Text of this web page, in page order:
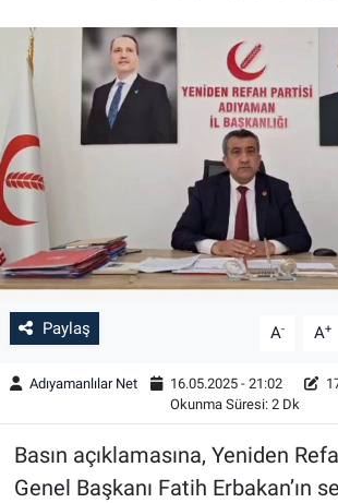
Paylaş A- A+
Adıyamanlılar Net 16.05.2025 - 21:02
Okunma Süresi: 2 Dk
Basın açıklamasına, Yeniden
Genel Başkanı Fatih Erbakan’ın
Ekonomi
Yaşam
BİLİM VE TEKNOLOJİ
Şambayat Haber